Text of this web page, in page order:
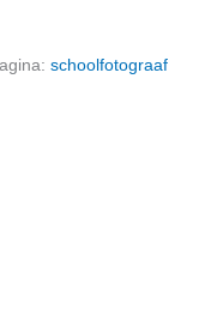
schoolfotograaf